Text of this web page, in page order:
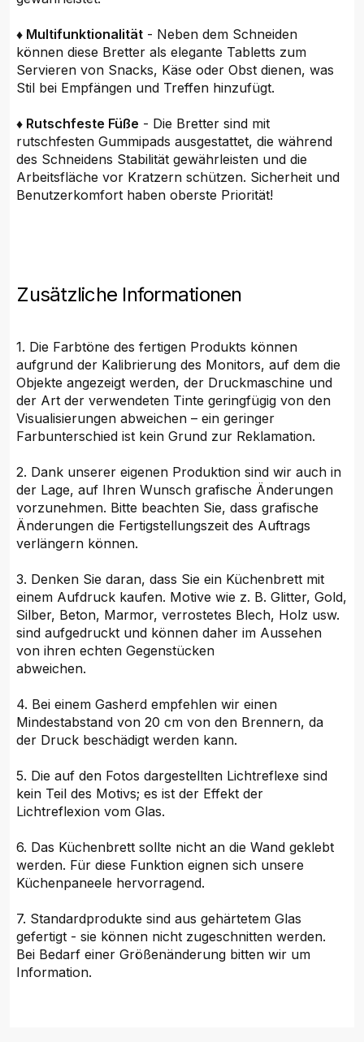
♦ Multifunktionalität - Neben dem Schneiden
können diese Bretter als elegante Tabletts zum
Servieren von Snacks, Käse oder Obst dienen, was
Stil bei Empfängen und Treffen hinzufügt.
♦ Rutschfeste Füße - Die Bretter sind mit
rutschfesten Gummipads ausgestattet, die während
des Schneidens Stabilität gewährleisten und die
Arbeitsfläche vor Kratzern schützen. Sicherheit und
Benutzerkomfort haben oberste Priorität!
Zusätzliche Informationen
1. Die Farbtöne des fertigen Produkts können
aufgrund der Kalibrierung des Monitors, auf dem die
Objekte angezeigt werden, der Druckmaschine und
der Art der verwendeten Tinte geringfügig von den
Visualisierungen abweichen – ein geringer
Farbunterschied ist kein Grund zur Reklamation.
2. Dank unserer eigenen Produktion sind wir auch in
der Lage, auf Ihren Wunsch grafische Änderungen
vorzunehmen. Bitte beachten Sie, dass grafische
Änderungen die Fertigstellungszeit des Auftrags
verlängern können.
3. Denken Sie daran, dass Sie ein Küchenbrett mit
einem Aufdruck kaufen. Motive wie z. B. Glitter, Gold,
Silber, Beton, Marmor, verrostetes Blech, Holz usw.
sind aufgedruckt und können daher im Aussehen
von ihren echten Gegenstücken
abweichen.
4. Bei einem Gasherd empfehlen wir einen
Mindestabstand von 20 cm von den Brennern, da
der Druck beschädigt werden kann.
5. Die auf den Fotos dargestellten Lichtreflexe sind
kein Teil des Motivs; es ist der Effekt der
Lichtreflexion vom Glas.
6. Das Küchenbrett sollte nicht an die Wand geklebt
werden. Für diese Funktion eignen sich unsere
Küchenpaneele hervorragend.
7. Standardprodukte sind aus gehärtetem Glas
gefertigt - sie können nicht zugeschnitten werden.
Bei Bedarf einer Größenänderung bitten wir um
Information.